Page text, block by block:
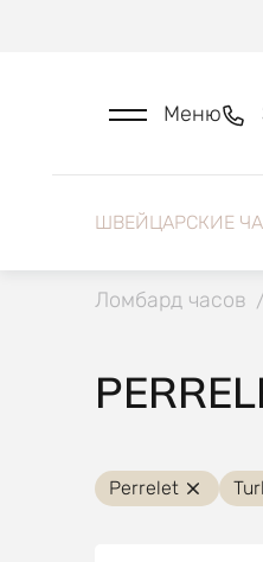
Меню
ШВЕЙЦАРСКИЕ
Ломбард часов
Perrelet